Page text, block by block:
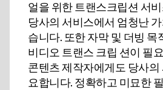
얼을 위한 트랜스크립션 서
당사의 서비스에서 엄청난
습니다. 또한 자막 및 더빙 목
비디오 트랜스 크립 션이 필
콘텐츠 제작자에게도 당사의
요합니다. 정확하고 미묘한